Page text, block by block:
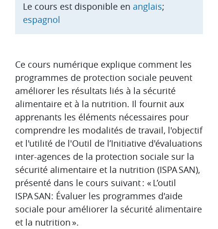
Aperçu des sections
Ce cours numérique explique comment les
programmes de protection sociale peuvent
améliorer les résultats liés à la sécurité
alimentaire et à la nutrition. Il fournit aux
apprenants les éléments nécessaires pour
comprendre les modalités de travail, l'objectif
et l'utilité de l'Outil de l’Initiative d'évaluations
inter-agences de la protection sociale sur la
sécurité alimentaire et la nutrition (ISPA SAN),
présenté dans le cours suivant : « L’outil
ISPA SAN: Évaluer les programmes d'aide
sociale pour améliorer la sécurité alimentaire
et la nutrition ».
Le cours est disponible en anglais;
espagnol